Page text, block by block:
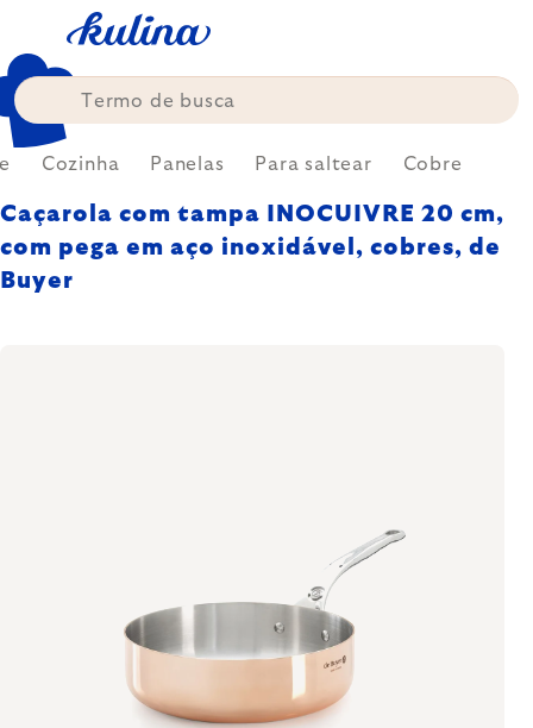
content
Cozinha Panelas Para saltear Cobre
Caçarola com tampa INOCUIVRE 20 cm,
com pega em aço inoxidável, cobres, de
Buyer